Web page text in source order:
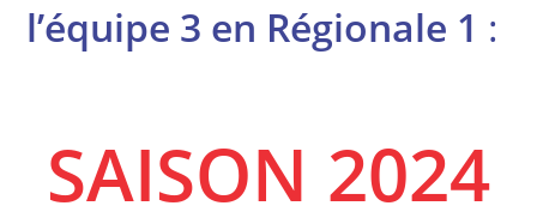
l’équipe 3 en Régionale 1 :
SAISON 2024